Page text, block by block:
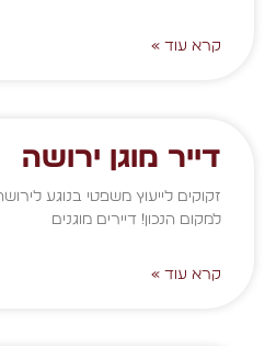
קרא עוד »
דייר מוגן ירושה
זקוקים לייעוץ משפטי בנוגע
למקום הנכון! דיירים מוגנים
קרא עוד »